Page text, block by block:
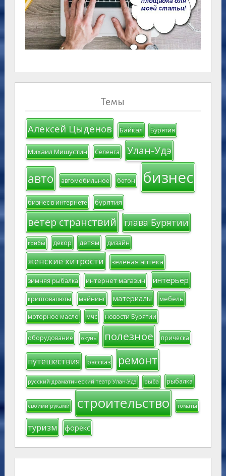
Темы
Алексей Цыденов Байкал Бурятия
Михаил Мишустин Селенга Улан-Удэ
авто автомобильное бетон бизнес
бизнес в интернете бурятия
ветер странствий глава Бурятии
грибы декор детям дизайн
женские хитрости зеленая аптека
зимняя рыбалка интернет магазин интерьер
криптовалюты майнинг материалы мебель
моторное масло мчс новости Бурятии
оборудование окунь полезное прическа
путешествия рассказ ремонт
русский драматический театр Улан-Удэ рыба рыбалка
своими руками строительство томаты
туризм форекс